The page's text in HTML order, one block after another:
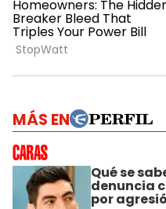
MÁS EN
Qué se
denuncia
por